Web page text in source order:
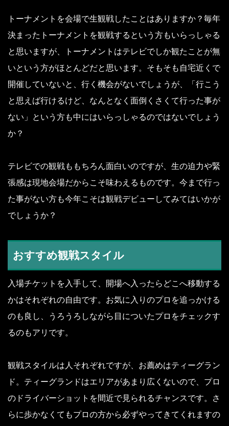
トーナメントを会場で生観戦したことはありますか？毎年
決まったトーナメントを観戦するという方もいらっしゃる
と思いますが、トーナメントはテレビでしか観たことが無
いという方がほとんどだと思います。そもそも自宅近くで
開催していないと、行く機会がないでしょうが、「行こう
と思えば行けるけど、なんとなく面倒くさくて行った事が
ない」という方も中にはいらっしゃるのではないでしょう
か？
テレビでの観戦ももちろん面白いのですが、生の迫力や緊
張感は現地会場だからこそ味わえるものです。今まで行っ
た事がない方も今年こそは観戦デビューしてみてはいかが
でしょうか？
おすすめ観戦スタイル
入場チケットを入手して、開場へ入ったらどこへ移動する
かはそれぞれの自由です。お気に入りのプロを追っかける
のも良し、うろうろしながら目についたプロをチェックす
るのもアリです。
観戦スタイルは人それぞれですが、お薦めはティーグラン
ド。ティーグランドはエリアがあまり広くないので、プロ
のドライバーショットを間近で見られるチャンスです。さ
らに歩かなくてもプロの方から必ずやってきてくれますの